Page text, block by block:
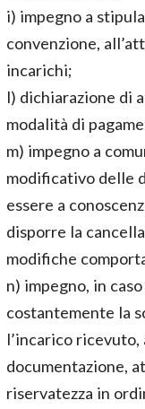
i) impegno a
convenzione,
incarichi;
l) dichiarazione di
modalità di
m) impegno a
modificativo delle
essere a
disporre la
modifiche
n) impegno, in
costantemente la
l’incarico
documentazione,
riservatezza in